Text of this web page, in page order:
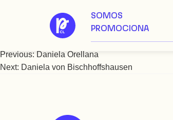
SOMOS
PROMOCIONA
Daniela Toro
Navegación
Previous: Daniela Orellana
Next: Daniela von Bischhoffshausen